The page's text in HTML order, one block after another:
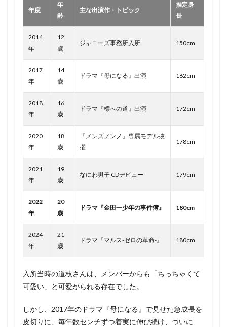
年度
年
齢
主な出演作・トピック
推定身
長
2014
年
12
歳
ジャニーズ事務所入所 150cm
2017
年
14
歳
ドラマ『母になる』出演 162cm
2018
年
16
歳
ドラマ『標への道』出演 172cm
2020
年
18
歳
『メンズノンノ』専属モデル抜
擢
178cm
2021
年
19
歳
なにわ男子 CDデビュー 179cm
2022
年
20
歳
ドラマ『金田一少年の事件簿』 180cm
2024
年
21
歳
ドラマ『マルス-ゼロの革命-』 180cm
入所当時の道枝さんは、メンバーからも「ちっちゃくて
可愛い」と可愛がられる存在でした。
しかし、2017年のドラマ『母になる』で見せた急成長を
皮切りに、毎年数センチずつ着実に伸び続け、ついに